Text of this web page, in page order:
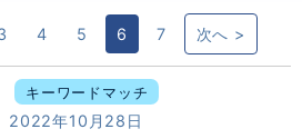
4 5 6 7 次へ >
キーワードマッチ
2022年10月28日